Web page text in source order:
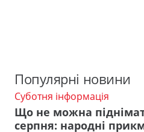
Популярні новини
Суботня інформація
Що не можна
серпня: народні